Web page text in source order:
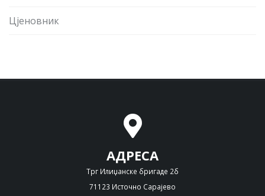
Цјеновник
АДРЕСА
Трг Илиџанске бригаде 2б
71123 Источно Сарајево